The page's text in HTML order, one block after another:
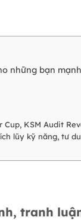
những bạn
KSM Audit
lũy kỹ năng, tư
tranh